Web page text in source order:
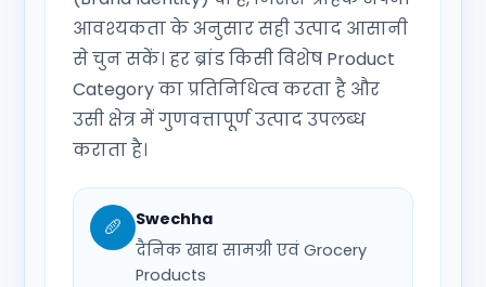
आवश्यकता के अनुसार सही उत्पाद आसानी
से चुन सकें। हर ब्रांड किसी विशेष Product
Category का प्रतिनिधित्व करता है और
उसी क्षेत्र में गुणवत्तापूर्ण उत्पाद उपलब्ध
कराता है।
🥖
Swechha
दैनिक खाद्य सामग्री एवं Grocery
Products